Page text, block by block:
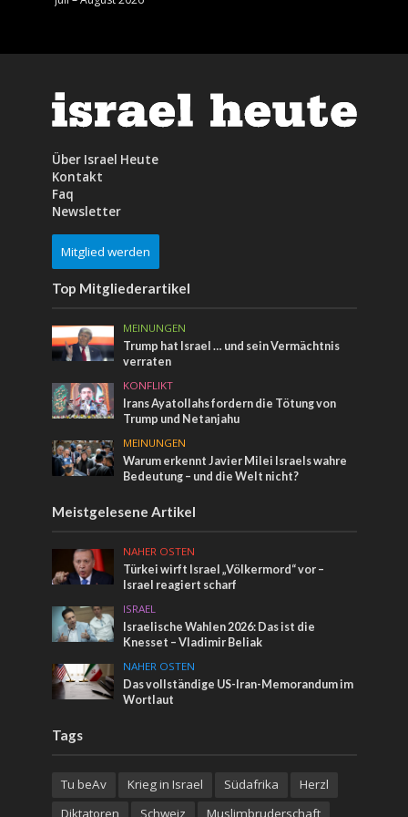
Über Israel Heute
Kontakt
Faq
Newsletter
Mitglied werden
Top Mitgliederartikel
MEINUNGEN
Trump hat Israel … und sein Vermächtnis
verraten
KONFLIKT
Irans Ayatollahs fordern die Tötung von
Trump und Netanjahu
MEINUNGEN
Warum erkennt Javier Milei Israels wahre
Bedeutung – und die Welt nicht?
Meistgelesene Artikel
NAHER OSTEN
Türkei wirft Israel „Völkermord“ vor –
Israel reagiert scharf
ISRAEL
Israelische Wahlen 2026: Das ist die
Knesset – Vladimir Beliak
NAHER OSTEN
Das vollständige US-Iran-Memorandum im
Wortlaut
Tags
Tu beAv Krieg in Israel Südafrika
Herzl
Diktatoren
Schweiz Muslimbruderschaft